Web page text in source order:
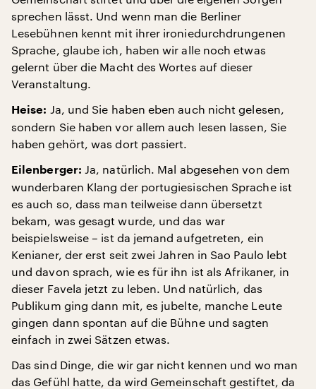
sprechen lässt. Und wenn man die Berliner
Lesebühnen kennt mit ihrer ironiedurchdrungenen
Sprache, glaube ich, haben wir alle noch etwas
gelernt über die Macht des Wortes auf dieser
Veranstaltung.
Heise: Ja, und Sie haben eben auch nicht gelesen,
sondern Sie haben vor allem auch lesen lassen, Sie
haben gehört, was dort passiert.
Eilenberger: Ja, natürlich. Mal abgesehen von dem
wunderbaren Klang der portugiesischen Sprache ist
es auch so, dass man teilweise dann übersetzt
bekam, was gesagt wurde, und das war
beispielsweise – ist da jemand aufgetreten, ein
Kenianer, der erst seit zwei Jahren in Sao Paulo lebt
und davon sprach, wie es für ihn ist als Afrikaner, in
dieser Favela jetzt zu leben. Und natürlich, das
Publikum ging dann mit, es jubelte, manche Leute
gingen dann spontan auf die Bühne und sagten
einfach in zwei Sätzen etwas.
Das sind Dinge, die wir gar nicht kennen und wo man
das Gefühl hatte, da wird Gemeinschaft gestiftet, da